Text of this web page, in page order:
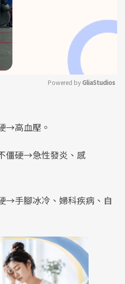
Powered by GliaStudios
→高血壓。
僵硬→急性發炎、感
手腳冰冷、婦科疾病、自